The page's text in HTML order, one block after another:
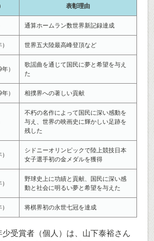
表彰理由
通算ホームラン数世界新記録達成
世界五大陸最高峰登頂など
）
歌謡曲を通じて国民に夢と希望を与え
た
） 相撲界への著しい貢献
不朽の名作によって国民に深い感動を
与え、世界の映画史に輝かしい足跡を
残した
シドニーオリンピックで陸上競技日本
女子選手初の金メダルを獲得
野球史上に功績と貢献、国民に深い感
動と社会に明るい夢と希望を与えた
将棋界初の永世七冠を達成
少受賞者（個人）は、山下泰裕さん